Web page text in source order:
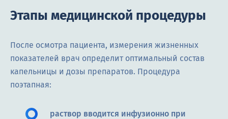
Этапы медицинской процедуры
После осмотра пациента, измерения жизненных
показателей врач определит оптимальный состав
капельницы и дозы препаратов. Процедура
поэтапная:
раствор вводится инфузионно при